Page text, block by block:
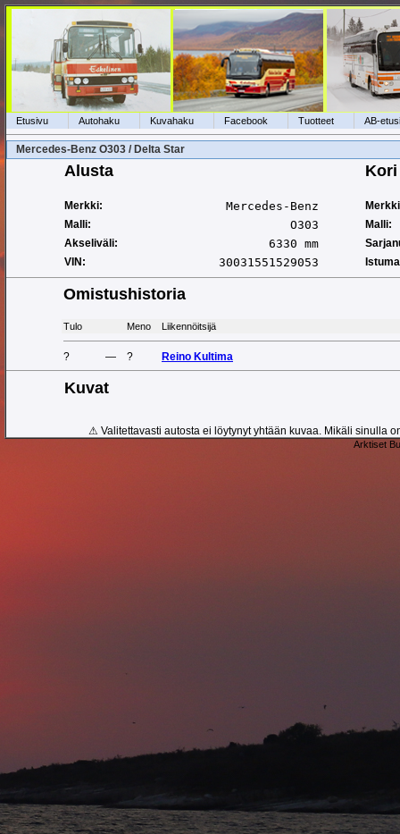
Etusivu Autohaku Kuvahaku Facebook Tuotteet AB-
Mercedes-Benz O303 / Delta Star
Alusta Kori
Merkki: Mercedes-Benz
Malli:
O303
Malli:
Akseliväli:
6330 mm
VIN:
30031551529053
Omistushistoria
Tulo Meno Liikennöitsijä
? — ? Reino Kultima
Kuvat
⚠ Valitettavasti autosta ei löytynyt yhtään kuvaa. Mikäli sinulla
Arktiset